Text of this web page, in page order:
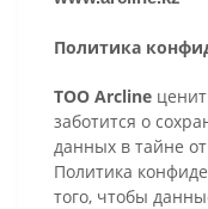
Политика
ТОО Arcline
заботится о
данных в тайне
Политика
того, чтобы